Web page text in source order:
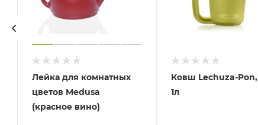
Лейка для комнатных
цветов Medusa
(красное вино)
Ковш Lechuza-Pon,
1л